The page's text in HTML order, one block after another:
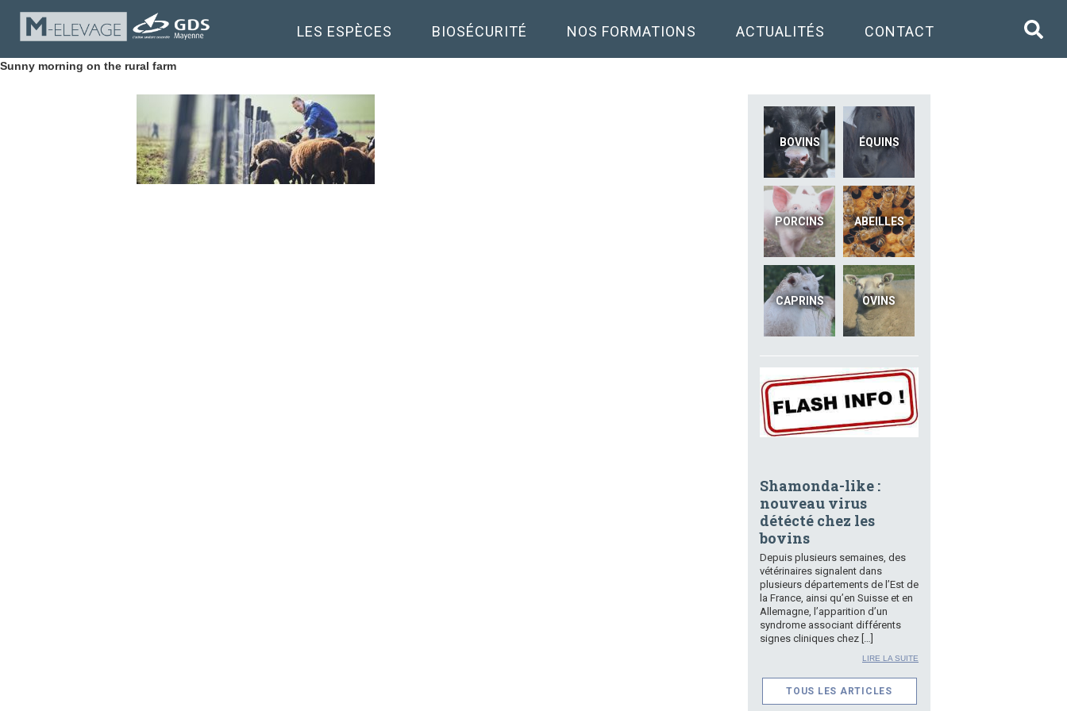
LES ESPÈCES BIOSÉCURITÉ NOS FORMATIONS ACTUALITÉS CONTACT
Sunny morning on the rural farm
BOVINS ÉQUINS
PORCINS ABEILLES
CAPRINS OVINS
Shamonda-like :
nouveau virus
détécté chez les
bovins
Depuis plusieurs semaines, des
vétérinaires signalent dans
plusieurs départements de l’Est de
la France, ainsi qu’en Suisse et en
Allemagne, l’apparition d’un
syndrome associant différents
signes cliniques chez […]
LIRE LA SUITE
TOUS LES ARTICLES